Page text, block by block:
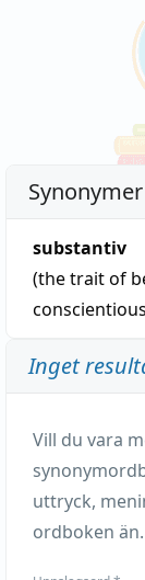
substantiv
(the trait of
Inget
Vill du vara
uttryck,
ordboken än.